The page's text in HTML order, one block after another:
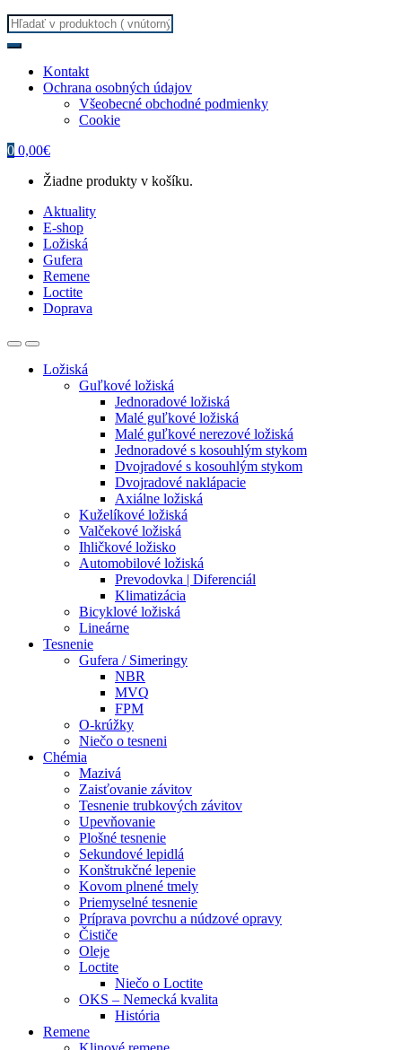
Search
for:
Kontakt
Ochrana osobných údajov
Všeobecné obchodné podmienky
Cookie
0 0,00€
Žiadne produkty v košíku.
Aktuality
E-shop
Ložiská
Gufera
Remene
Loctite
Doprava
Ložiská
Guľkové ložiská
Jednoradové ložiská
Malé guľkové ložiská
Malé guľkové nerezové ložiská
Jednoradové s kosouhlým stykom
Dvojradové s kosouhlým stykom
Dvojradové naklápacie
Axiálne ložiská
Kuželíkové ložiská
Valčekové ložiská
Ihličkové ložisko
Automobilové ložiská
Prevodovka | Diferenciál
Klimatizácia
Bicyklové ložiská
Lineárne
Tesnenie
Gufera / Simeringy
NBR
MVQ
FPM
O-krúžky
Niečo o tesneni
Chémia
Mazivá
Zaisťovanie závitov
Tesnenie trubkových závitov
Upevňovanie
Plošné tesnenie
Sekundové lepidlá
Konštrukčné lepenie
Kovom plnené tmely
Priemyselné tesnenie
Príprava povrchu a núdzové opravy
Čističe
Oleje
Loctite
Niečo o Loctite
OKS – Nemecká kvalita
História
Remene